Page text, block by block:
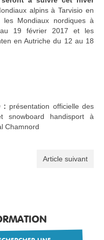
alpins à Tarvisio en
Mondiaux nordiques à
19 février 2017 et les
en Autriche du 12 au 18
: présentation officielle des
handisport à
Chamnord
Article suivant